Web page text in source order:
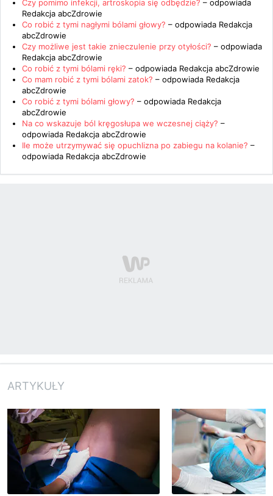
Czy pomimo infekcji, artroskopia się odbędzie? – odpowiada
Redakcja abcZdrowie
Co robić z tymi nagłymi bólami głowy? – odpowiada Redakcja
abcZdrowie
Czy możliwe jest takie znieczulenie przy otyłości? – odpowiada
Redakcja abcZdrowie
Co robić z tymi bólami ręki? – odpowiada Redakcja abcZdrowie
Co mam robić z tymi bólami zatok? – odpowiada Redakcja
abcZdrowie
Co robić z tymi bólami głowy? – odpowiada Redakcja
abcZdrowie
Na co wskazuje ból kręgosłupa we wczesnej ciąży? –
odpowiada Redakcja abcZdrowie
Ile może utrzymywać się opuchlizna po zabiegu na kolanie? –
odpowiada Redakcja abcZdrowie
ARTYKUŁY